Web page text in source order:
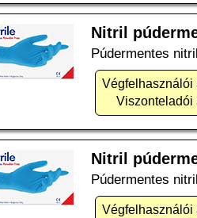
Nitril
Púdermentes
Végfelhasználói
Viszonteladói
Nitril
Púdermentes
Végfelhasználói